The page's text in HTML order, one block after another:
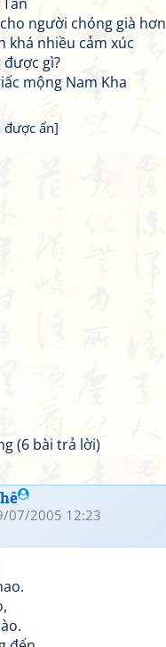
người chóng già hơn
khá nhiều cảm xúc
gì?
mộng Nam Kha
được ẩn]
(6 bài trả lời)
07/2005 12:23